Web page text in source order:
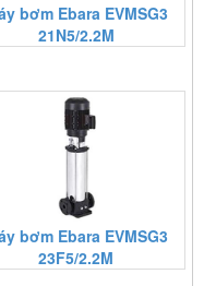
bơm Ebara EVMSG3
21N5/2.2M
bơm Ebara EVMSG3
23F5/2.2M